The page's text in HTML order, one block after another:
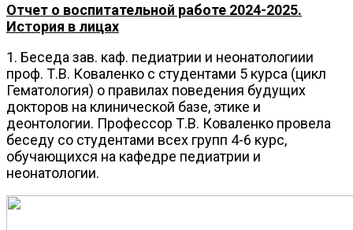
Отчет о воспитательной работе 2024-2025.
История в лицах
1. Беседа зав. каф. педиатрии и неонатологиии
проф. Т.В. Коваленко с студентами 5 курса (цикл
Гематология) о правилах поведения будущих
докторов на клинической базе, этике и
деонтологии. Профессор Т.В. Коваленко провела
беседу со студентами всех групп 4-6 курс,
обучающихся на кафедре педиатрии и
неонатологии.